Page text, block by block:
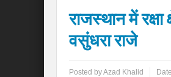
राजस्थान में
वसुंधरा राजे
Posted byAzad Khalid